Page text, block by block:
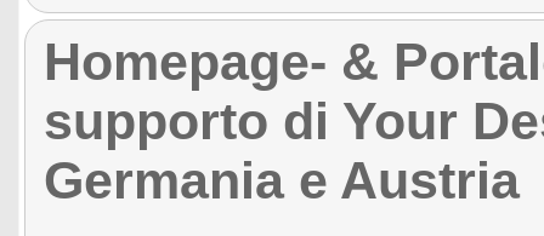
Homepage- &
supporto di Your
Germania e Austria